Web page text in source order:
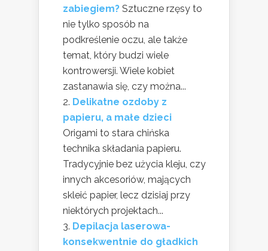
zabiegiem? Sztuczne rzęsy to
nie tylko sposób na
podkreślenie oczu, ale także
temat, który budzi wiele
kontrowersji. Wiele kobiet
zastanawia się, czy można...
Delikatne ozdoby z
papieru, a małe dzieci
Origami to stara chińska
technika składania papieru.
Tradycyjnie bez użycia kleju, czy
innych akcesoriów, mających
skleić papier, lecz dzisiaj przy
niektórych projektach...
Depilacja laserowa-
konsekwentnie do gładkich